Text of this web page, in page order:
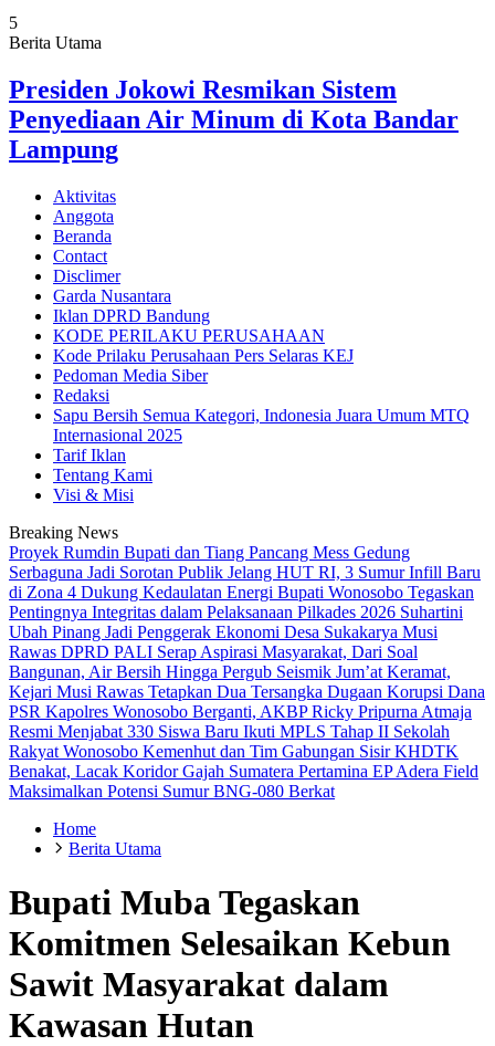
5
Berita Utama
Presiden Jokowi Resmikan Sistem
Penyediaan Air Minum di Kota Bandar
Lampung
Aktivitas
Anggota
Beranda
Contact
Disclimer
Garda Nusantara
Iklan DPRD Bandung
KODE PERILAKU PERUSAHAAN
Kode Prilaku Perusahaan Pers Selaras KEJ
Pedoman Media Siber
Redaksi
Sapu Bersih Semua Kategori, Indonesia Juara Umum MTQ
Internasional 2025
Tarif Iklan
Tentang Kami
Visi & Misi
Breaking News
Proyek Rumdin Bupati dan Tiang Pancang Mess Gedung
Serbaguna Jadi Sorotan Publik Jelang HUT RI, 3 Sumur Infill Baru
di Zona 4 Dukung Kedaulatan Energi Bupati Wonosobo Tegaskan
Pentingnya Integritas dalam Pelaksanaan Pilkades 2026 Suhartini
Ubah Pinang Jadi Penggerak Ekonomi Desa Sukakarya Musi
Rawas DPRD PALI Serap Aspirasi Masyarakat, Dari Soal
Bangunan, Air Bersih Hingga Pergub Seismik Jum’at Keramat,
Kejari Musi Rawas Tetapkan Dua Tersangka Dugaan Korupsi Dana
PSR Kapolres Wonosobo Berganti, AKBP Ricky Pripurna Atmaja
Resmi Menjabat 330 Siswa Baru Ikuti MPLS Tahap II Sekolah
Rakyat Wonosobo Kemenhut dan Tim Gabungan Sisir KHDTK
Benakat, Lacak Koridor Gajah Sumatera Pertamina EP Adera Field
Maksimalkan Potensi Sumur BNG-080 Berkat
Home
Berita Utama
Bupati Muba Tegaskan
Komitmen Selesaikan Kebun
Sawit Masyarakat dalam
Kawasan Hutan